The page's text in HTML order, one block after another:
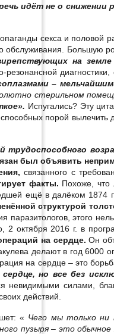
идёт не о снижении
секса и половой
обслуживания. Большую
на
диагностики,
–
стерильном
Испугались? Эту
порой вылечить
трудоспособного
был объявить
связанного с
факты. Похоже, что
ещё в далёком 1874
структурой
паразитологов, этого
2 октября 2016 г. в
на сердце.Он
делают в год 6000
на сердце – это
но все без
невидимыми силами,
действий.
« Чего мы только ни
пузыря – это